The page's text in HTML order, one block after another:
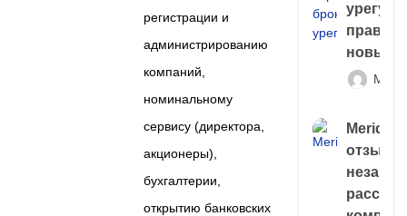
регистрации и
администрированию
компаний,
номинальному
сервису (директора,
акционеры),
бухгалтерии,
открытию банковских
правда
новый